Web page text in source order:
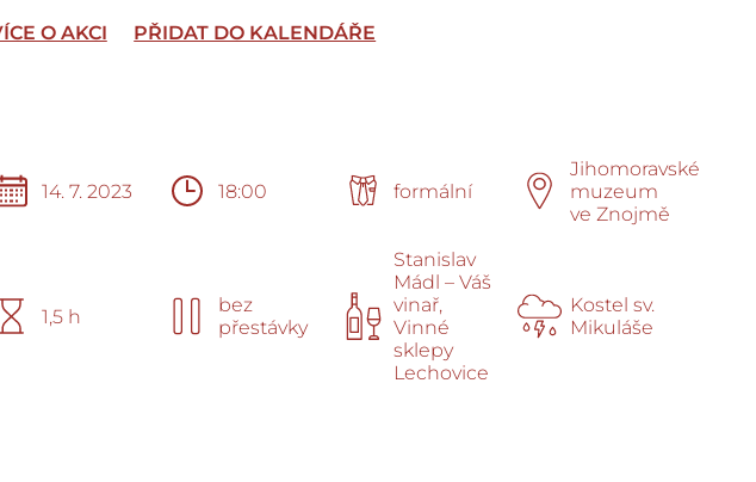
O AKCI PŘIDAT DO KALENDÁŘE
14. 7. 2023 18:00 formální
Jihomoravské
muzeum
ve Znojmě
1,5 h
bez
přestávky
Stanislav
Mádl – Váš
vinař,
Vinné
sklepy
Lechovice
Kostel sv.
Mikuláše